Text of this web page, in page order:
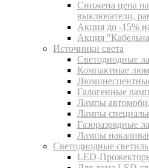
Cнижена цена
выключатели,
Акция до -15%
Акция
Источники света
Светодиодные
Компактные
Галогенные
Лампы
Лампы
Газоразрядные
Лампы
Светодиодные
LED-